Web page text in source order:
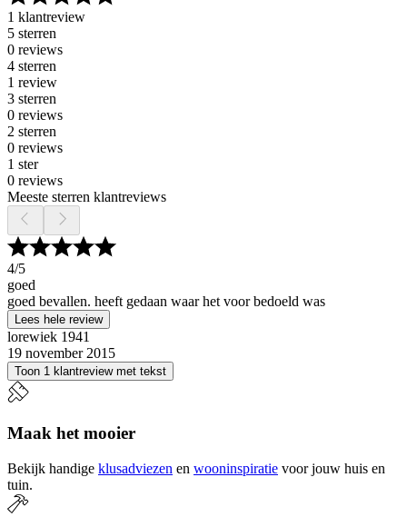
1 klantreview
5 sterren
0 reviews
4 sterren
1 review
3 sterren
0 reviews
2 sterren
0 reviews
1 ster
0 reviews
Meeste sterren klantreviews
4/5
goed
goed bevallen. heeft gedaan waar het voor bedoeld was
Lees hele review
lorewiek 1941
19 november 2015
Toon 1 klantreview met tekst
Maak het mooier
Bekijk handige klusadviezen en wooninspiratie voor jouw huis en
tuin.